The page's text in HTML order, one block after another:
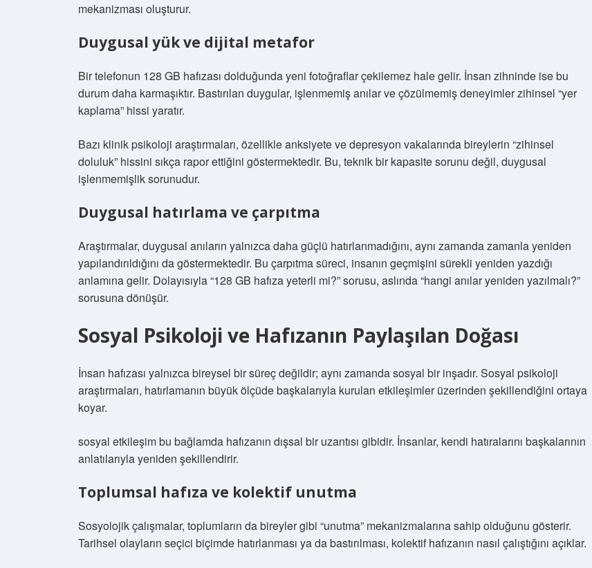
mekanizması oluşturur.
Duygusal yük ve dijital metafor
Bir telefonun 128 GB hafızası dolduğunda yeni fotoğraflar çekilemez hale gelir. İnsan zihninde ise bu
durum daha karmaşıktır. Bastırılan duygular, işlenmemiş anılar ve çözülmemiş deneyimler zihinsel “yer
kaplama” hissi yaratır.
Bazı klinik psikoloji araştırmaları, özellikle anksiyete ve depresyon vakalarında bireylerin “zihinsel
doluluk” hissini sıkça rapor ettiğini göstermektedir. Bu, teknik bir kapasite sorunu değil, duygusal
işlenmemişlik sorunudur.
Duygusal hatırlama ve çarpıtma
Araştırmalar, duygusal anıların yalnızca daha güçlü hatırlanmadığını, aynı zamanda zamanla yeniden
yapılandırıldığını da göstermektedir. Bu çarpıtma süreci, insanın geçmişini sürekli yeniden yazdığı
anlamına gelir. Dolayısıyla “128 GB hafıza yeterli mi?” sorusu, aslında “hangi anılar yeniden yazılmalı?”
sorusuna dönüşür.
Sosyal Psikoloji ve Hafızanın Paylaşılan Doğası
İnsan hafızası yalnızca bireysel bir süreç değildir; aynı zamanda sosyal bir inşadır. Sosyal psikoloji
araştırmaları, hatırlamanın büyük ölçüde başkalarıyla kurulan etkileşimler üzerinden şekillendiğini ortaya
koyar.
sosyal etkileşimbu bağlamda hafızanın dışsal bir uzantısı gibidir. İnsanlar, kendi hatıralarını başkalarının
anlatılarıyla yeniden şekillendirir.
Toplumsal hafıza ve kolektif unutma
Sosyolojik çalışmalar, toplumların da bireyler gibi “unutma” mekanizmalarına sahip olduğunu gösterir.
Tarihsel olayların seçici biçimde hatırlanması ya da bastırılması, kolektif hafızanın nasıl çalıştığını açıklar.